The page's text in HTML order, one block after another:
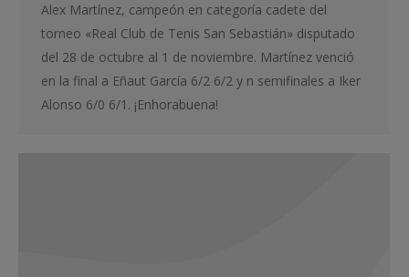
Alex Martínez, campeón en categoría cadete del
torneo «Real Club de Tenis San Sebastián» disputado
del 28 de octubre al 1 de noviembre. Martínez venció
en la final a Eñaut García 6/2 6/2 y n semifinales a Iker
Alonso 6/0 6/1. ¡Enhorabuena!